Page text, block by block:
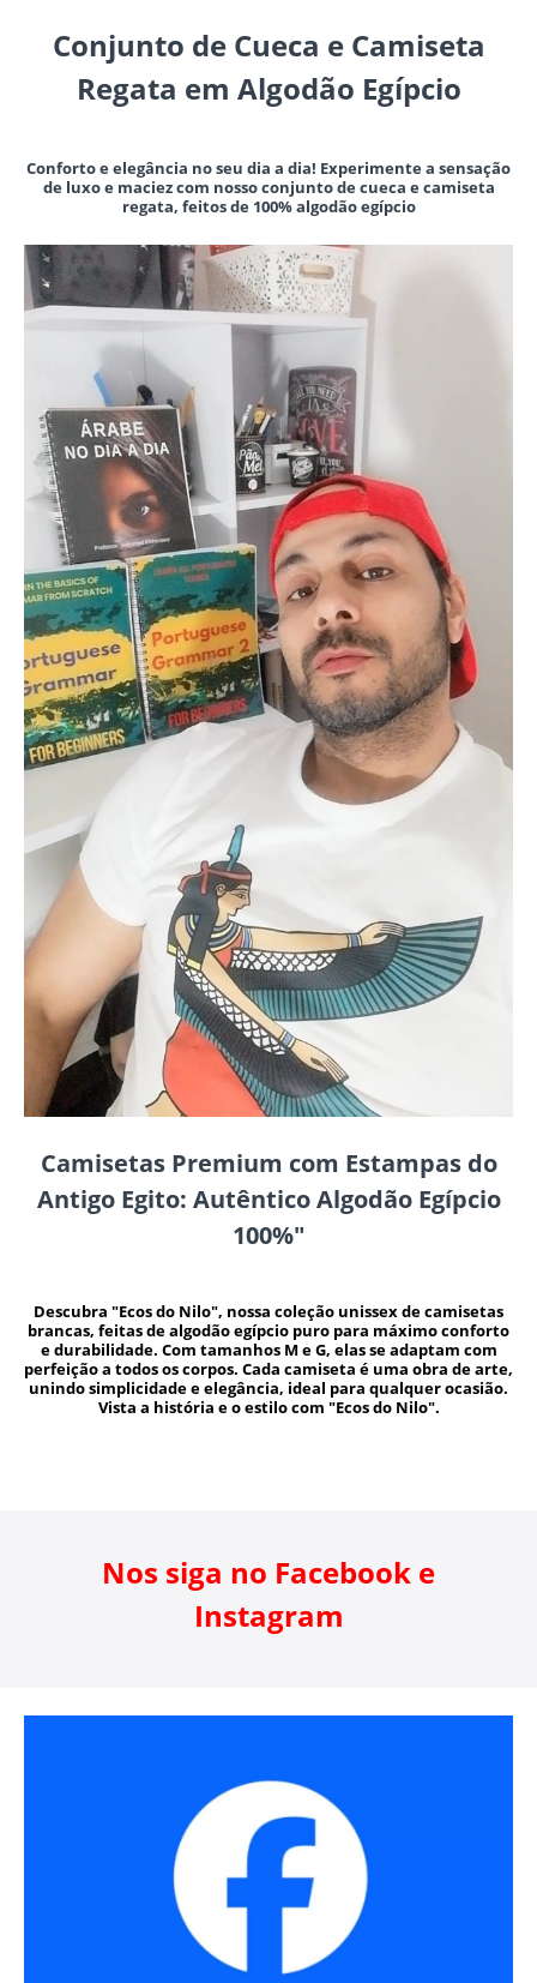
Conjunto de Cueca e Camiseta
Regata em Algodão Egípcio
Conforto e elegância no seu dia a dia! Experimente a sensação
de luxo e maciez com nosso conjunto de cueca e camiseta
regata, feitos de 100% algodão egípcio
Camisetas Premium com Estampas do
Antigo Egito: Autêntico Algodão Egípcio
100%"
Descubra "Ecos do Nilo", nossa coleção unissex de camisetas
brancas, feitas de algodão egípcio puro para máximo conforto
e durabilidade. Com tamanhos M e G, elas se adaptam com
perfeição a todos os corpos. Cada camiseta é uma obra de arte,
unindo simplicidade e elegância, ideal para qualquer ocasião.
Vista a história e o estilo com "Ecos do Nilo".
Nos siga no Facebook e
Instagram